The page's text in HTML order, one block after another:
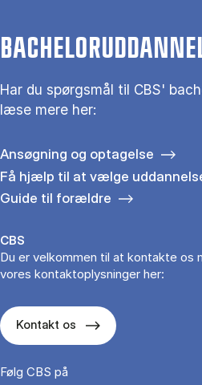
Har du spørgsmål til CBS'
læse mere her:
Ansøgning og optagelse
Få hjælp til at vælge
Guide til forældre
CBS
Du er velkommen til at kontakte os
vores kontaktoplysninger her:
Kontakt os
Følg CBS på